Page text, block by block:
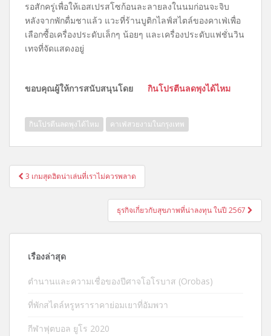
รอสักครู่เพื่อให้เอสเปรสโซก้อนละลายลงในนมก่อนจะจิบ
หลังจากพักดื่มชาแล้ว แวะที่ร้านบูติกไลฟ์สไตล์ของคาเฟ่เพื่อ
เลือกซื้อเครื่องประดับเล็กๆ น้อยๆ และเครื่องประดับแฟชั่นวิน
เทจที่จัดแสดงอยู่
ขอบคุณผู้ให้การสนับสนุนโดย กินโปรตีนลดพุงได้ไหม
กินโปรตีนลดพุงได้ไหม คาเฟ่สวยงามในกรุงเทพ
แนะแนว
เรื่อง
3 เกมสุดฮิตน่าเล่นที่เราไม่ควรพลาด
ธุรกิจเกี่ยวกับสุขภาพที่น่าลงทุน ในปี 2567
เรื่องล่าสุด
ตำนานและความเชื่อของปีศาจโอโรบาส (Orobas)
ที่พักสไตล์หรูหราราคาย่อมเยาที่อัมพวา
กีฬาฟุตบอล ยูโร 2020